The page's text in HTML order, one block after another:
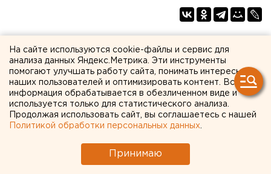
На сайте используются cookie-файлы и сервис для
анализа данных Яндекс.Метрика. Эти инструменты
помогают улучшать работу сайта, понимать интересы
наших пользователей и оптимизировать контент. Вся
информация обрабатывается в обезличенном виде и
используется только для статистического анализа.
Продолжая использовать сайт, вы соглашаетесь с нашей
Политикой обработки персональных данных
Принимаю